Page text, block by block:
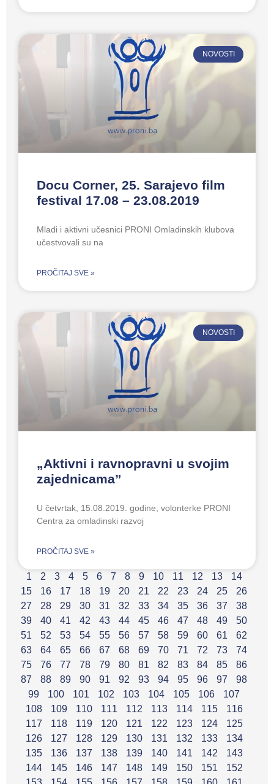
NOVOSTI
Docu Corner, 25. Sarajevo film
festival 17.08 – 23.08.2019
Mladi i aktivni učesnici PRONI Omladinskih klubova
učestvovali su na
PROČITAJ SVE »
NOVOSTI
„Aktivni i ravnopravni u svojim
zajednicama”
U četvrtak, 15.08.2019. godine, volonterke PRONI
Centra za omladinski razvoj
PROČITAJ SVE »
1 2 3 4 5 6 7 8 9 10 11 12 13
14
15
16 17 18 19 20 21 22 23 24 25
26
27
28 29 30 31 32 33 34 35 36 37
38
39
40 41 42 43 44 45 46 47 48 49
50
51
52 53 54 55 56 57 58 59 60 61
62
63
64 65 66 67 68 69 70 71 72 73
74
75
76 77 78 79 80 81 82 83 84 85
86
87
88 89 90 91 92 93 94 95 96 97
98
99
100 101 102 103 104 105 106
107
108
109 110 111 112 113 114 115
116
117
118 119 120 121 122 123 124
125
126
127 128 129 130 131 132 133
134
135
136 137 138 139 140 141 142
143
144
145 146 147 148 149 150 151
152